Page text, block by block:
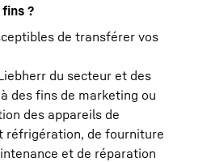
?
de transférer vos
du secteur et des
des fins de marketing ou
des appareils de
réfrigération, de fourniture
et de réparation